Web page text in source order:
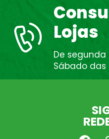
Lojas
De segunda
Sábado das